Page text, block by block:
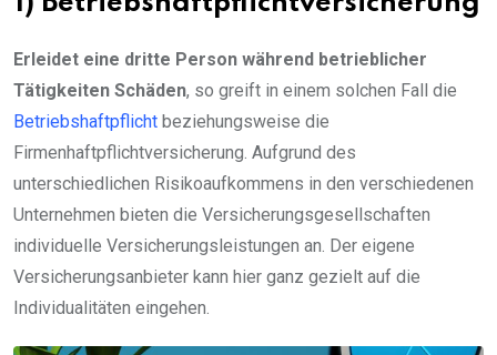
Erleidet eine dritte Person während betrieblicher
Tätigkeiten Schäden, so greift in einem solchen Fall die
Betriebshaftpflicht beziehungsweise die
Firmenhaftpflichtversicherung. Aufgrund des
unterschiedlichen Risikoaufkommens in den verschiedenen
Unternehmen bieten die Versicherungsgesellschaften
individuelle Versicherungsleistungen an. Der eigene
Versicherungsanbieter kann hier ganz gezielt auf die
Individualitäten eingehen.